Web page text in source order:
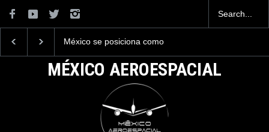
México se posiciona como
aeroespacial del mundo, al
superar los 13,600 millones
de dólares en exportaciones
la Armada de México
MÉXICO AEROESPACIAL